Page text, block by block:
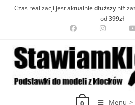
Czas realizacji jest aktualnie dłuższyniż
od399zł
Menu >